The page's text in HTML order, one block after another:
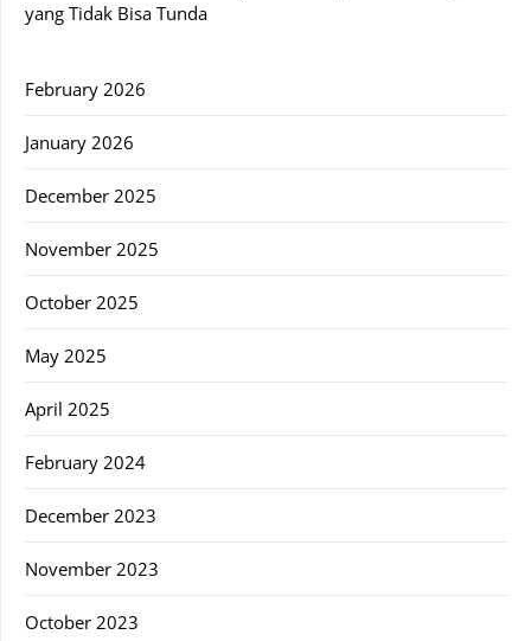
yang Tidak Bisa Tunda
February 2026
January 2026
December 2025
November 2025
October 2025
May 2025
April 2025
February 2024
December 2023
November 2023
October 2023